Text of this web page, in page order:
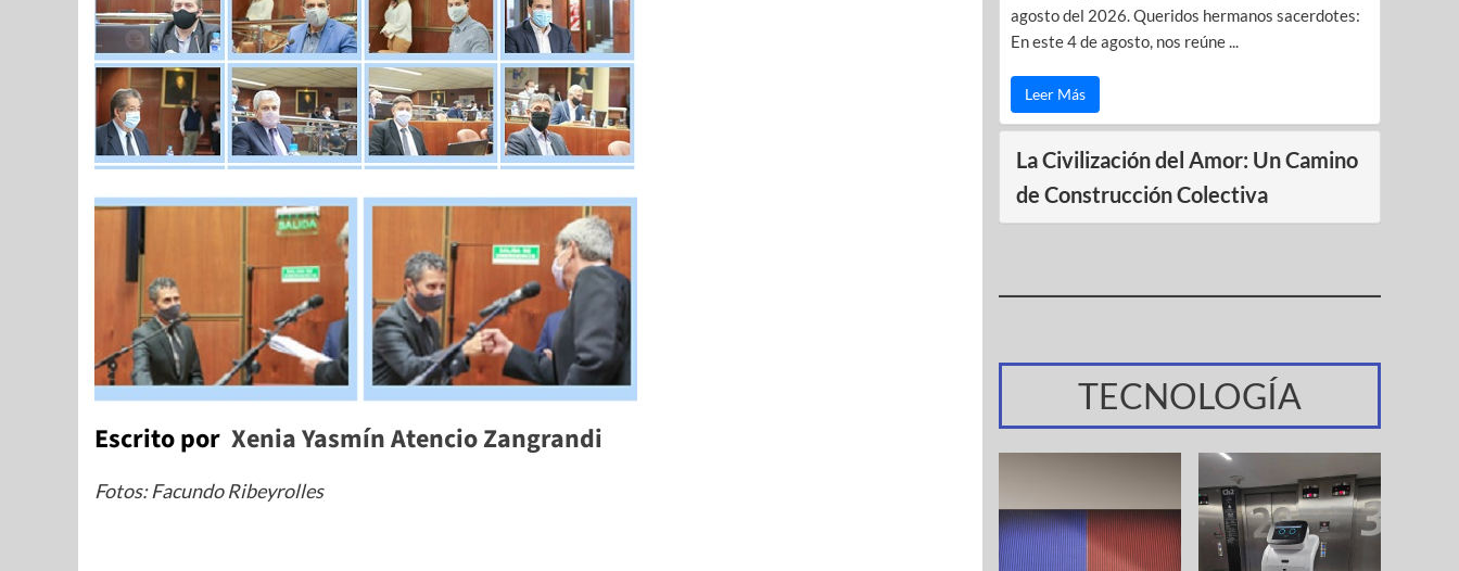
Escrito por Xenia Yasmín Atencio Zangrandi
Fotos: Facundo Ribeyrolles
agosto del 2026. Queridos hermanos sacerdotes:
En este 4 de agosto, nos reúne ...
Leer Más
La Civilización del Amor: Un Camino
de Construcción Colectiva
TECNOLOGÍA